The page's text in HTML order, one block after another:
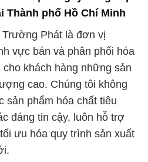
cao. Chúng tôi không
sản phẩm hóa chất tiêu
đáng tin cậy, luôn hỗ trợ
ưu hóa quy trình sản xuất
Kết:
Chúng tôi không
sự đổi mới và phát triển
cung cấp giải pháp tùy